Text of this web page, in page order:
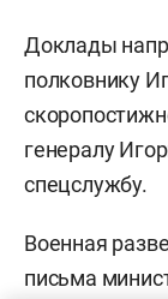
Доклады
полковнику
генералу
спецслужбу.
Военная
письма